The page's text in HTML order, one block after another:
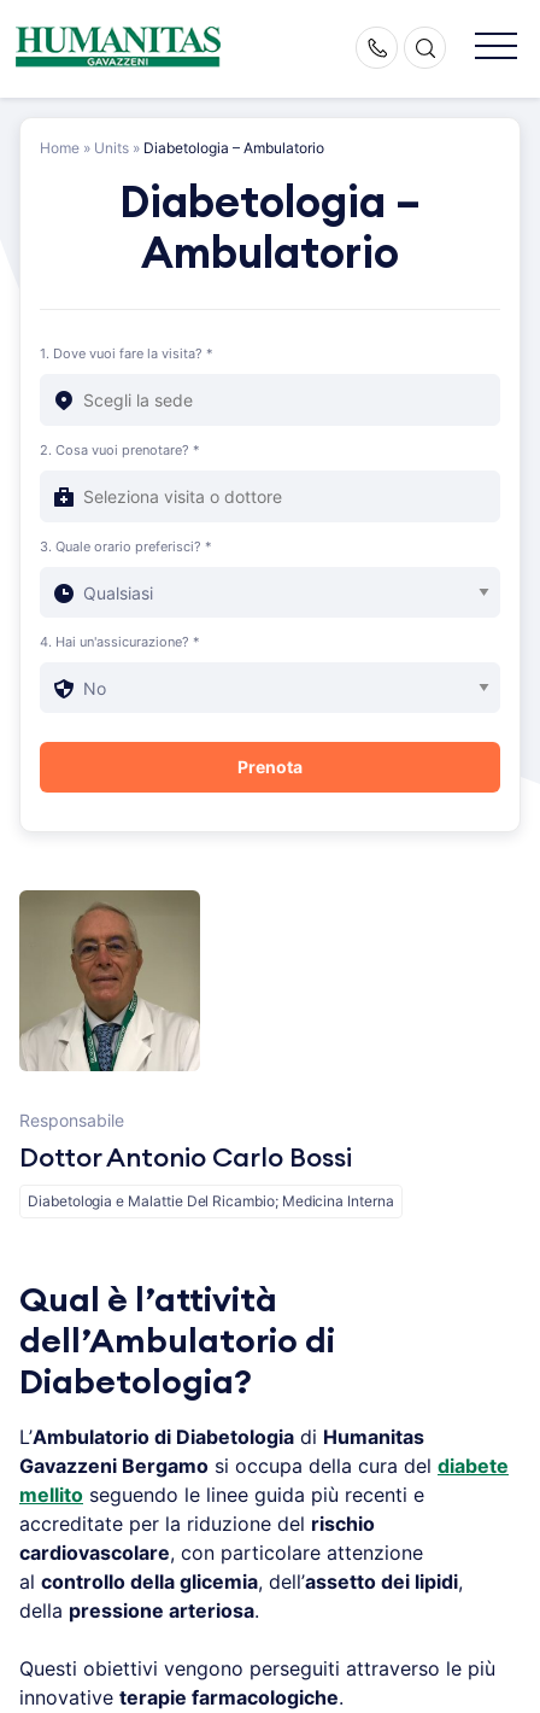
content
Home » Units » Diabetologia – Ambulatorio
Diabetologia –
Ambulatorio
1. Dove vuoi fare la visita? *
2. Cosa vuoi prenotare? *
3. Quale orario preferisci? *
4. Hai un'assicurazione? *
Qual è l’attività
dell’Ambulatorio di
Diabetologia?
L’Ambulatorio di Diabetologia di Humanitas
Gavazzeni Bergamo si occupa della cura del diabete
mellito seguendo le linee guida più recenti e
accreditate per la riduzione del rischio
cardiovascolare, con particolare attenzione
al controllo della glicemia, dell’assetto dei lipidi,
della pressione arteriosa.
Questi obiettivi vengono perseguiti attraverso le più
innovative terapie farmacologiche.
Responsabile
Dottor Antonio Carlo Bossi
Diabetologia e Malattie Del Ricambio; Medicina Interna